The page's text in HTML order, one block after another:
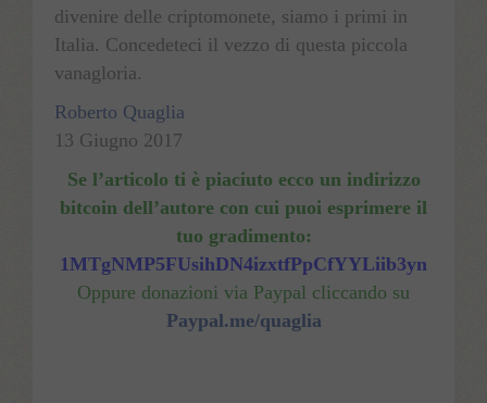
divenire delle criptomonete, siamo i primi in
Italia. Concedeteci il vezzo di questa piccola
vanagloria.
Roberto Quaglia
13 Giugno 2017
Se l’articolo ti è piaciuto ecco un indirizzo
bitcoin dell’autore con cui puoi esprimere il
tuo gradimento:
1MTgNMP5FUsihDN4izxtfPpCfYYLiib3yn
Oppure donazioni via Paypal cliccando su
Paypal.me/quaglia